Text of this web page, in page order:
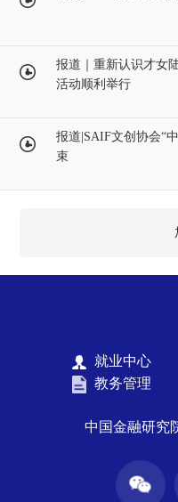
报道｜重新认识才女
活动顺利举行
报道|SAIF文创协会“
束
就业中心
教务管理
中国金融研究